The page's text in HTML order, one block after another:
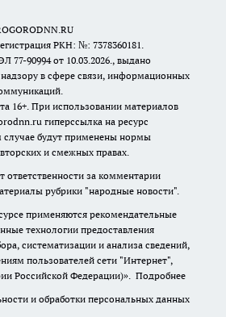
РКН: №: 7378360181.
77-90994 от 10.03.2026., выдано
в сфере связи, информационных
16+. При использовании материалов
гиперссылка на ресурс
случае будут применены нормы
и смежных правах.
ответственности за комментарии
рубрики "народные новости".
применяются рекомендательные
технологии предоставления
систематизации и анализа сведений,
пользователей сети "Интернет",
Российской Федерации)». Подробнее
и обработки персональных данных